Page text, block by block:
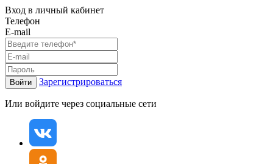
Вход в личный кабинет
Телефон
E-mail
Войти Зарегистрироваться
Или войдите через социальные сети